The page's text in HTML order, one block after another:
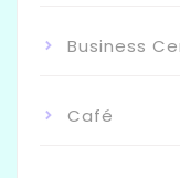
Business
Café